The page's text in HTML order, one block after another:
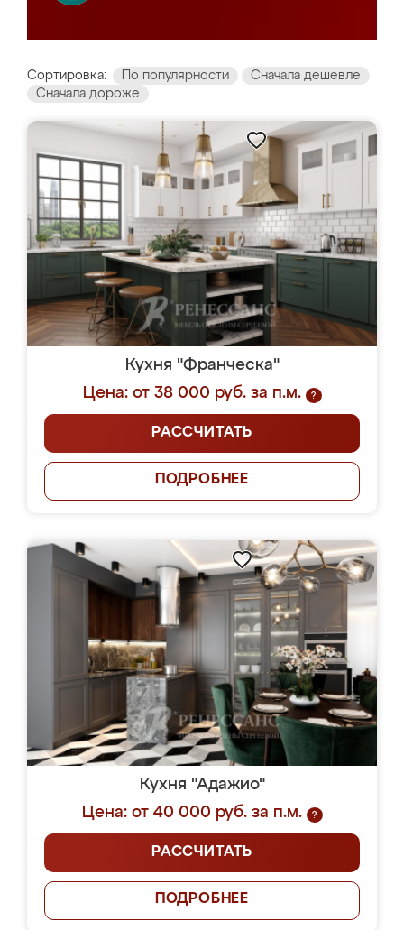
Сортировка: По популярности
Сначала дешевле
Сначала дороже
Кухня "Франческа"
Цена: от 38 000 руб. за п.м.
?
РАССЧИТАТЬ
ПОДРОБНЕЕ
Кухня "Адажио"
Цена: от 40 000 руб. за п.м.
?
РАССЧИТАТЬ
ПОДРОБНЕЕ